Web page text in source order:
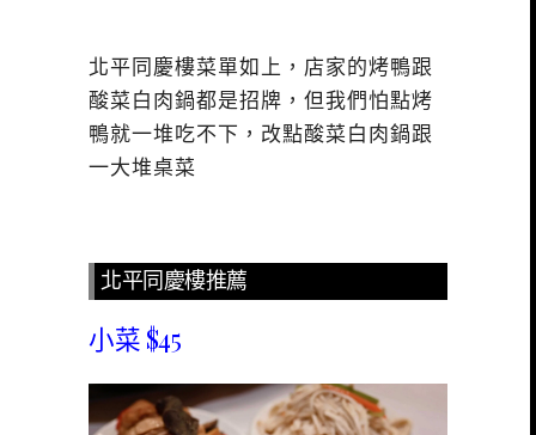
北平同慶樓菜單如上，店家的烤鴨跟
酸菜白肉鍋都是招牌，但我們怕點烤
鴨就一堆吃不下，改點酸菜白肉鍋跟
一大堆桌菜
北平同慶樓推薦
小菜 $45